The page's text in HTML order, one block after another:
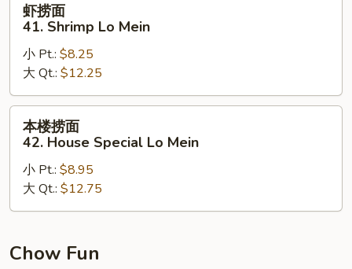
41.
Shrimp
Lo
Mein
虾捞面
41. Shrimp Lo Mein
小 Pt.: $8.25
大 Qt.: $12.25
42.
House
Lo
本楼捞面
42. House Special Lo Mein
小 Pt.: $8.95
大 Qt.: $12.75
Chow Fun